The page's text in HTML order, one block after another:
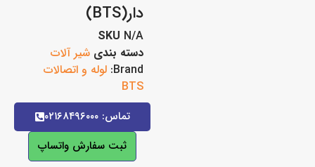
شیر آلات
لوله و اتصالات
ثبت سفارش واتساپ